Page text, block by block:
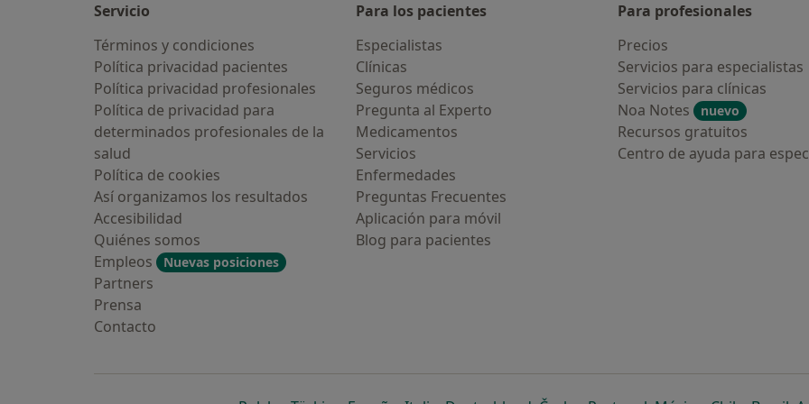
Servicio
Términos y condiciones
Política privacidad pacientes
Política privacidad profesionales
Política de privacidad para
determinados profesionales de la
salud
Política de cookies
Así organizamos los resultados
Accesibilidad
Quiénes somos
Empleos
Nuevas posiciones
Partners
Prensa
Contacto
Para los pacientes
Especialistas
Clínicas
Seguros médicos
Pregunta al Experto
Medicamentos
Servicios
Enfermedades
Preguntas Frecuentes
Aplicación para móvil
Blog para pacientes
Para profesionales
Precios
Servicios para especialistas
Servicios para clínicas
Noa Notes
nuevo
Recursos gratuitos
Centro de ayuda para